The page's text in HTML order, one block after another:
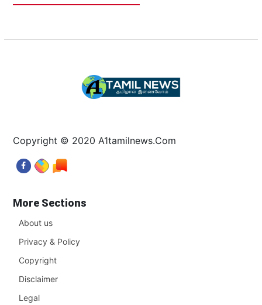
Copyright © 2020 A1tamilnews.Com
More Sections
About us
Privacy & Policy
Copyright
Disclaimer
Legal